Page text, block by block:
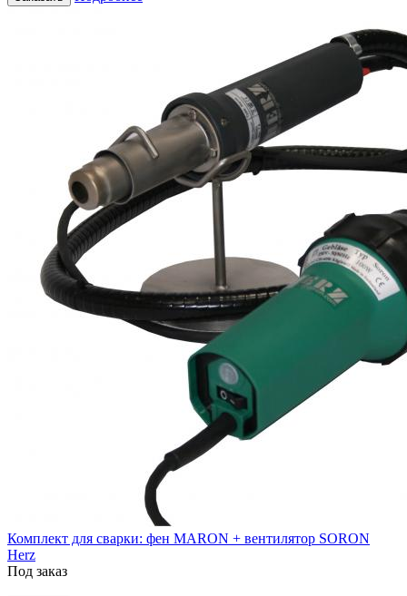
Комплект для сварки: фен MARON + вентилятор SORON
Herz
Под заказ